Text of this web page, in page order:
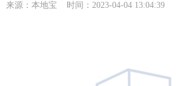
来源：本地宝 时间：2023-04-04 13:04:39